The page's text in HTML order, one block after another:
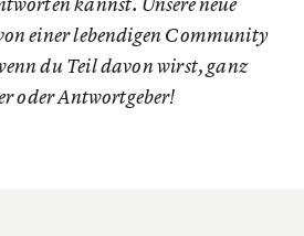
einer lebendigen Community
du Teil davon wirst, ganz
oder Antwortgeber!